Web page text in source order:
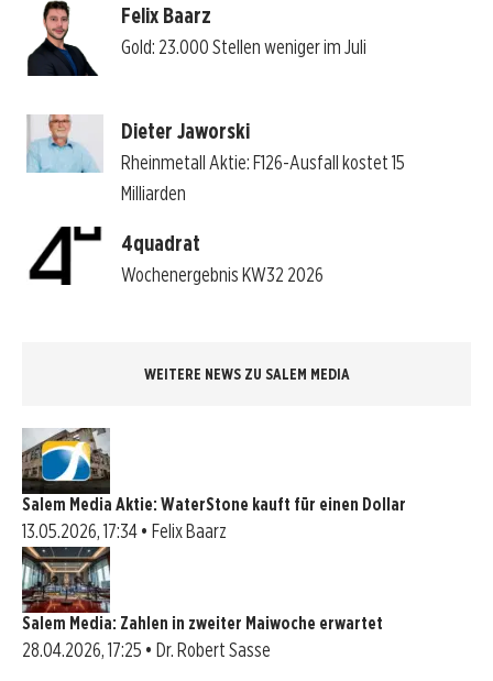
Felix Baarz
Gold: 23.000 Stellen weniger im Juli
Dieter Jaworski
Rheinmetall Aktie: F126-Ausfall kostet 15
Milliarden
4quadrat
Wochenergebnis KW32 2026
WEITERE NEWS ZU SALEM MEDIA
Salem Media Aktie: WaterStone kauft für einen Dollar
13.05.2026, 17:34 • Felix Baarz
Salem Media: Zahlen in zweiter Maiwoche erwartet
28.04.2026, 17:25 • Dr. Robert Sasse